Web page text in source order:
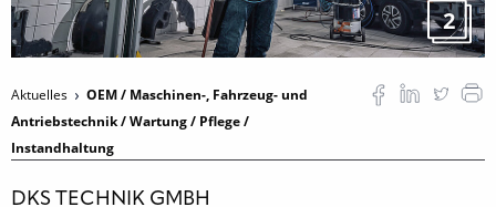
2
Aktuelles
OEM / Maschinen-, Fahrzeug- und
Antriebstechnik / Wartung / Pflege /
Instandhaltung
DKS TECHNIK GMBH